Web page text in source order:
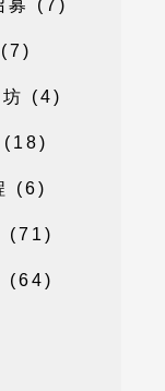
募 ( 7 )
(7 )
坊 (4)
( 1 8)
(6)
(7 1 )
(64)